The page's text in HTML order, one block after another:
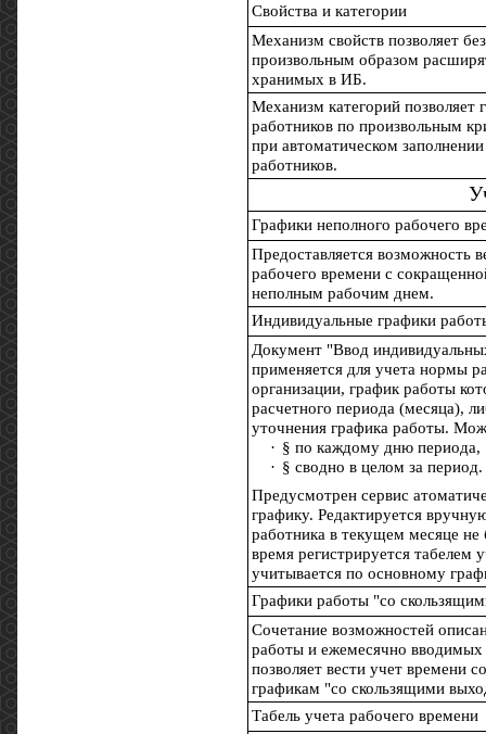
Свойства и категории
Механизм свойств позволяет
произвольным образом
хранимых в ИБ.
Механизм категорий позволяет
работников по произвольным
при автоматическом
работников.
Графики неполного рабочего
Предоставляется возможность
рабочего времени с
неполным рабочим днем.
Индивидуальные графики
Документ "Ввод
применяется для учета нормы
организации, график работы
расчетного периода (месяца),
уточнения графика работы.
· § по каждому дню периода,
· § сводно в целом за период.
Предусмотрен сервис
графику. Редактируется
работника в текущем месяце
время регистрируется табелем
учитывается по основному
Графики работы "со
Сочетание возможностей
работы и ежемесячно
позволяет вести учет времени
графикам "со скользящими
Табель учета рабочего времени